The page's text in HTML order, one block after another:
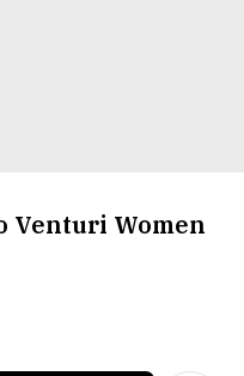
Venturi Women